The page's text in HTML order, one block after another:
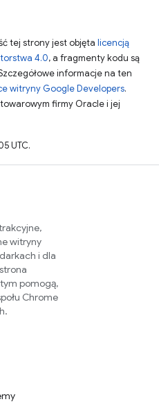
tej strony jest objęta licencją
4.0, a fragmenty kodu są
informacje na ten
witryny Google Developers.
firmy Oracle i jej
UTC.
witryny
i dla
pomogą,
Chrome